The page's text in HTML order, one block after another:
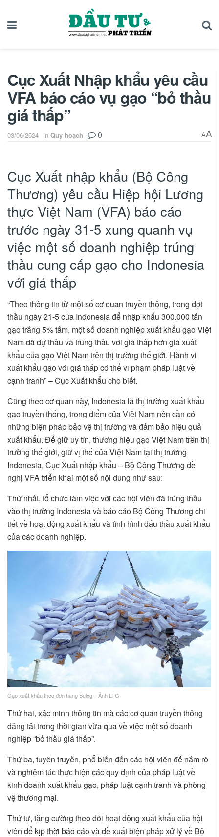
Cục Xuất Nhập khẩu yêu cầu
VFA báo cáo vụ gạo “bỏ thầu
giá thấp”
03/06/2024 in Quy hoạch 0 AA
Cục Xuất nhập khẩu (Bộ Công
Thương) yêu cầu Hiệp hội Lương
thực Việt Nam (VFA) báo cáo
trước ngày 31-5 xung quanh vụ
việc một số doanh nghiệp trúng
thầu cung cấp gạo cho Indonesia
với giá thấp
“Theo thông tin từ một số cơ quan truyền thông, trong đợt
thầu ngày 21-5 của Indonesia để nhập khẩu 300.000 tấn
gạo trắng 5% tấm, một số doanh nghiệp xuất khẩu gạo Việt
Nam đã dự thầu và trúng thầu với giá thấp hơn giá xuất
khẩu của gạo Việt Nam trên thị trường thế giới. Hành vi
xuất khẩu gạo với giá thấp có thể vi phạm pháp luật về
cạnh tranh” – Cục Xuất khẩu cho biết.
Cũng theo cơ quan này, Indonesia là thị trường xuất khẩu
gạo truyền thống, trọng điểm của Việt Nam nên cần có
những biện pháp bảo vệ thị trường và đảm bảo hiệu quả
xuất khẩu. Để giữ uy tín, thương hiệu gạo Việt Nam trên thị
trường thế giới, giữ vị thế của Việt Nam tại thị trường
Indonesia, Cục Xuất nhập khẩu – Bộ Công Thương đề
nghị VFA triển khai một số nội dung như sau:
Thứ nhất, tổ chức làm việc với các hội viên đã trúng thầu
vào thị trường Indonesia và báo cáo Bộ Công Thương chi
tiết về hoạt động xuất khẩu và tình hình đấu thầu xuất khẩu
của các doanh nghiệp.
Gạo xuất khẩu theo đơn hàng Bulog – Ảnh LTG
Thứ hai, xác minh thông tin mà các cơ quan truyền thông
đăng tải trong thời gian vừa qua về việc một số doanh
nghiệp “bỏ thầu giá thấp”.
Thứ ba, tuyên truyền, phổ biến đến các hội viên để nắm rõ
và nghiêm túc thực hiện các quy định của pháp luật về
kinh doanh xuất khẩu gạo, pháp luật cạnh tranh và phòng
vệ thương mại.
Thứ tư, tăng cường theo dõi hoạt động xuất khẩu của hội
viên để kịp thời báo cáo và đề xuất biện pháp xử lý về Bộ